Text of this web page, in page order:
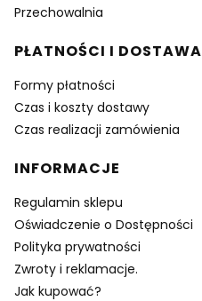
Przechowalnia
PŁATNOŚCI I DOSTAWA
Formy płatności
Czas i koszty dostawy
Czas realizacji zamówienia
INFORMACJE
Regulamin sklepu
Oświadczenie o Dostępności
Polityka prywatności
Zwroty i reklamacje.
Jak kupować?